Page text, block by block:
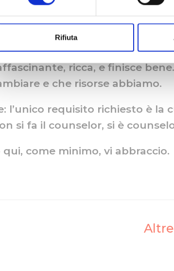
Rifiuta
di lavoro, in famiglia, con gli
il giudizio ed essere
conoscenze del corpo, di
ricca, e finisce
e che risorse abbiamo.
l’unico requisito richiesto è la
si fa il counselor, si è
come minimo, vi abbraccio.